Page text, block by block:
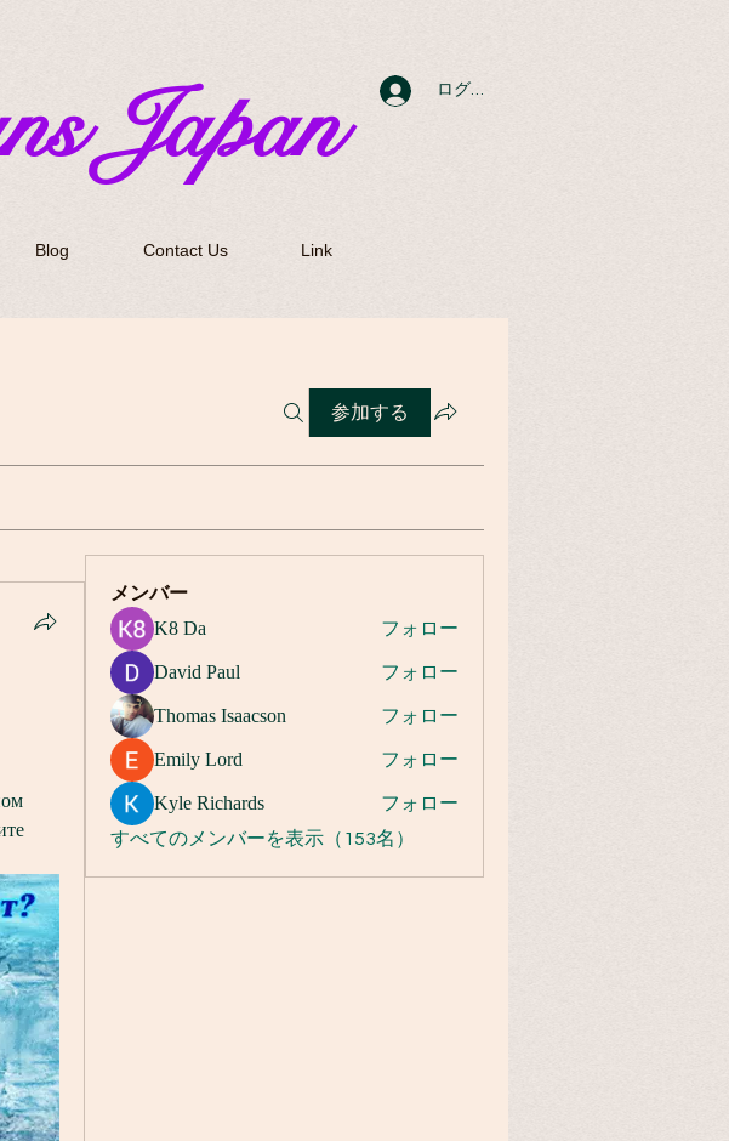
Japan ログイン
Blog Contact Us Link
参加する
メンバー
K8 Da フォロー
David Paul フォロー
Thomas Isaacson フォロー
Emily Lord フォロー
Kyle Richards
フォロー
すべてのメンバーを表示（153名）